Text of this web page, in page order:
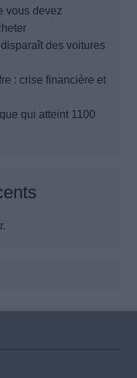
vous devez
des voitures
: crise financière et
qui atteint 1100